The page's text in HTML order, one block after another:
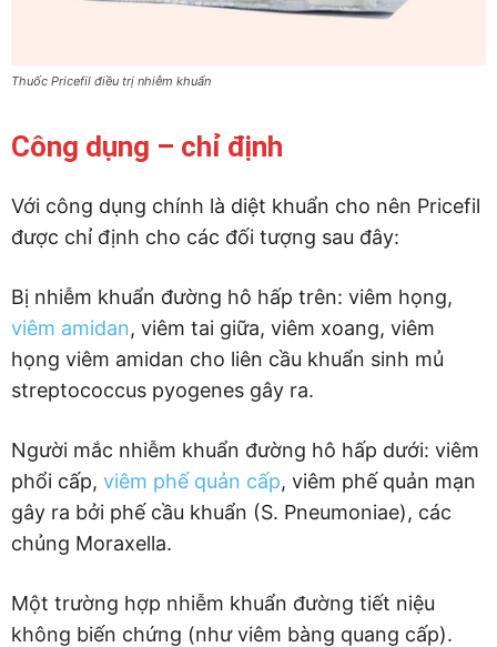
Thuốc Pricefil điều trị nhiễm khuẩn
Công dụng – chỉ định
Với công dụng chính là diệt khuẩn cho nên Pricefil
được chỉ định cho các đối tượng sau đây:
Bị nhiễm khuẩn đường hô hấp trên: viêm họng,
viêm amidan, viêm tai giữa, viêm xoang, viêm
họng viêm amidan cho liên cầu khuẩn sinh mủ
streptococcus pyogenes gây ra.
Người mắc nhiễm khuẩn đường hô hấp dưới: viêm
phổi cấp, viêm phế quản cấp, viêm phế quản mạn
gây ra bởi phế cầu khuẩn (S. Pneumoniae), các
chủng Moraxella.
Một trường hợp nhiễm khuẩn đường tiết niệu
không biến chứng (như viêm bàng quang cấp).